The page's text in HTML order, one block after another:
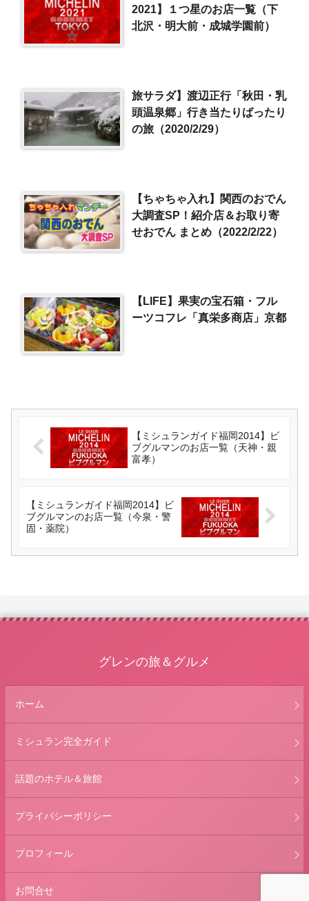
2021】１つ星のお店一覧（下
北沢・明大前・成城学園前）
旅サラダ】渡辺正行「秋田・乳
頭温泉郷」行き当たりばったり
の旅（2020/2/29）
【ちゃちゃ入れ】関西のおでん
大調査SP！紹介店＆お取り寄
せおでん まとめ（2022/2/22）
【LIFE】果実の宝石箱・フル
ーツコフレ「真栄多商店」京都
【ミシュランガイド福岡2014】ビ
ブグルマンのお店一覧（天神・親
富孝）
【ミシュランガイド福岡2014】ビ
ブグルマンのお店一覧（今泉・警
固・薬院）
グレンの旅＆グルメ
ホーム
ミシュラン完全ガイド
話題のホテル＆旅館
プライバシーポリシー
プロフィール
お問合せ